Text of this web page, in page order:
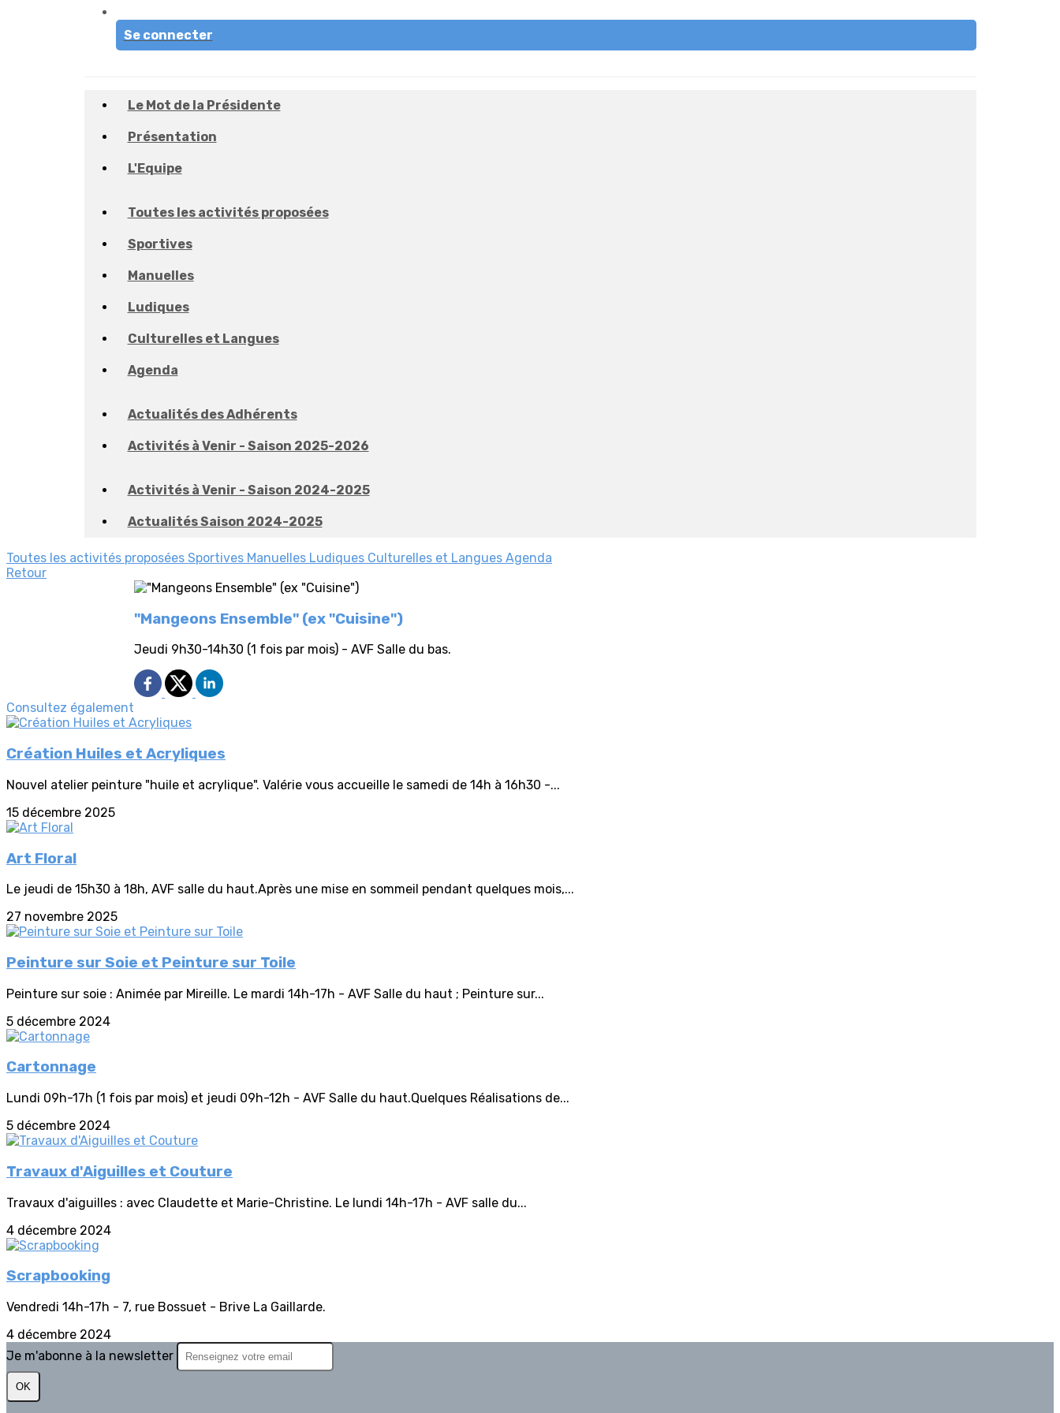
Se connecter
Le Mot de la Présidente
Présentation
L'Equipe
Toutes les activités proposées
Sportives
Manuelles
Ludiques
Culturelles et Langues
Agenda
Actualités des Adhérents
Activités à Venir - Saison 2025-2026
Activités à Venir - Saison 2024-2025
Actualités Saison 2024-2025
Toutes les activités proposées Sportives Manuelles Ludiques Culturelles et Langues Agenda
Retour
"Mangeons Ensemble" (ex "Cuisine")
Jeudi 9h30-14h30 (1 fois par mois) - AVF Salle du bas.
Consultez également
Création Huiles et Acryliques
Nouvel atelier peinture "huile et acrylique". Valérie vous accueille le samedi de 14h à 16h30 -...
15 décembre 2025
Art Floral
Le jeudi de 15h30 à 18h, AVF salle du haut.Après une mise en sommeil pendant quelques mois,...
27 novembre 2025
Peinture sur Soie et Peinture sur Toile
Peinture sur soie : Animée par Mireille. Le mardi 14h-17h - AVF Salle du haut ; Peinture sur...
5 décembre 2024
Cartonnage
Lundi 09h-17h (1 fois par mois) et jeudi 09h-12h - AVF Salle du haut.Quelques Réalisations de...
5 décembre 2024
Travaux d'Aiguilles et Couture
Travaux d'aiguilles : avec Claudette et Marie-Christine. Le lundi 14h-17h - AVF salle du...
4 décembre 2024
Scrapbooking
Vendredi 14h-17h - 7, rue Bossuet - Brive La Gaillarde.
4 décembre 2024
Je m'abonne à la newsletter
OK